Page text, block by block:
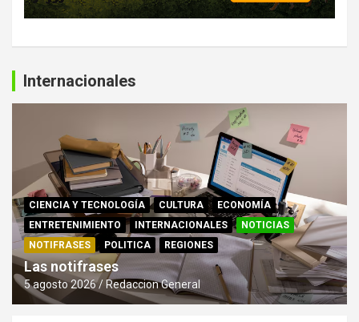
Internacionales
CIENCIA Y TECNOLOGÍA CULTURA
ECONOMÍA
ENTRETENIMIENTO
INTERNACIONALES
NOTICIAS
NOTIFRASES
POLITICA REGIONES
Las notifrases
5 agosto 2026 Redaccion General